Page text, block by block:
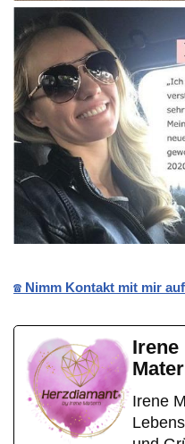
☎️ Nimm Kontakt mit mir
Irene
Irene